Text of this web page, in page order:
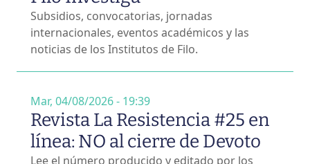
Subsidios, convocatorias, jornadas
internacionales, eventos académicos y las
noticias de los Institutos de Filo.
Mar, 04/08/2026 - 19:39
Revista La Resistencia #25 en
línea: NO al cierre de Devoto
Lee el número producido y editado por los